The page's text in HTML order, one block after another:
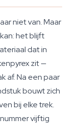
niet van. Maar
het blijft
dat in
zit —
af. Na een paar
bouwt zich
bij elke trek.
vijftig